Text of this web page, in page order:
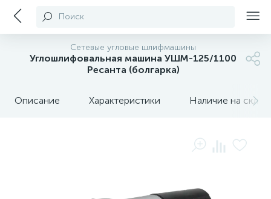
Поиск
Сетевые угловые шлифмашины
Углошлифовальная машина УШМ-125/1100
Ресанта (болгарка)
Описание Характеристики Наличие на